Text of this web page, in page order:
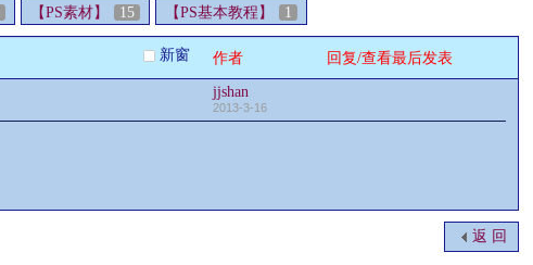
【PS素材】 15 【PS基本教程】 1
新窗 作者 回复/查看最后发表
jjshan
2013-3-16
返 回